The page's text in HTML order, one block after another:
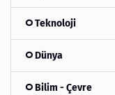
Teknoloji
Dünya
Bilim - Çevre